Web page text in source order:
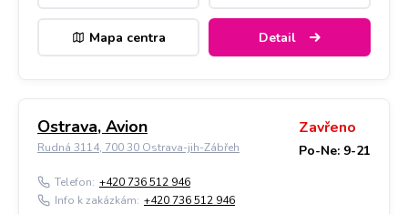
Mapa centra Detail
Ostrava, Avion
Rudná 3114, 700 30 Ostrava-jih-Zábřeh
Zavřeno
Po-Ne: 9-21
Telefon: +420 736 512 946
Info k zakázkám: +420 736 512 946